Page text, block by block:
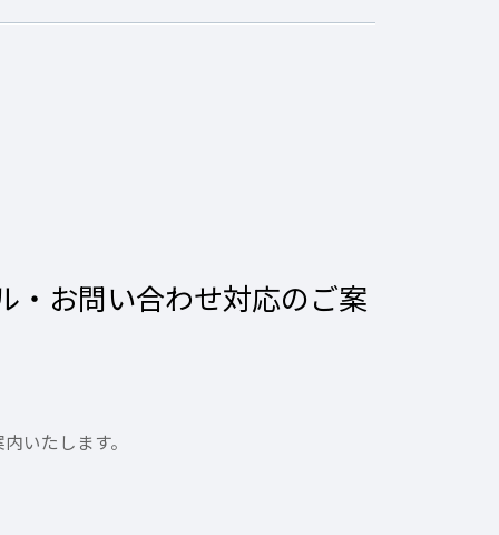
・お問い合わせ対応のご案
いたします。